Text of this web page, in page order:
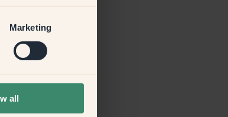
Marketing
all